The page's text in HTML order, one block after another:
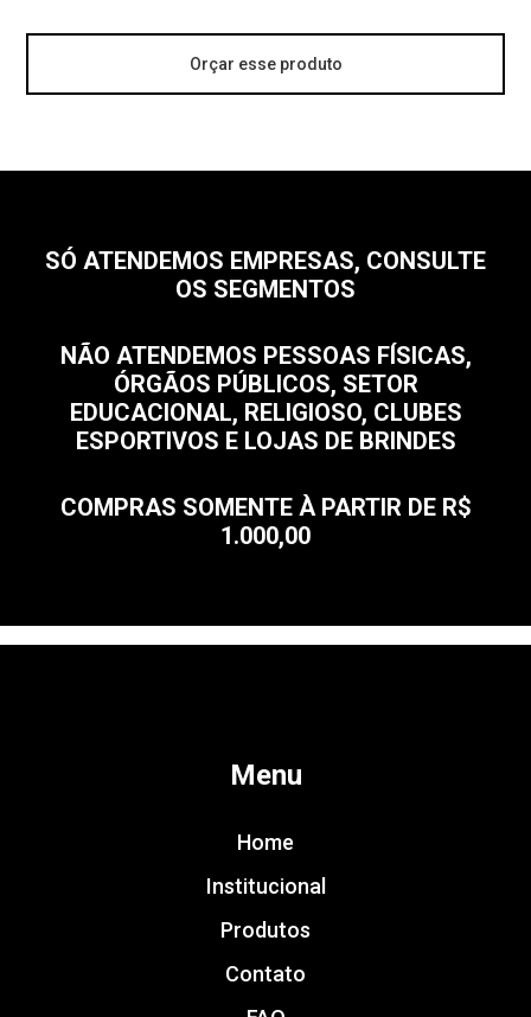
Orçar esse produto
SÓ ATENDEMOS EMPRESAS, CONSULTE
OS SEGMENTOS
NÃO ATENDEMOS PESSOAS FÍSICAS,
ÓRGÃOS PÚBLICOS, SETOR
EDUCACIONAL, RELIGIOSO, CLUBES
ESPORTIVOS E LOJAS DE BRINDES
COMPRAS SOMENTE À PARTIR DE R$
1.000,00
Menu
Home
Institucional
Produtos
Contato